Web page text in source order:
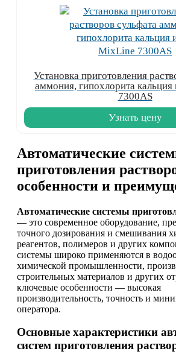
Установка приготовления
аммония, гипохлорита
7300AS
Узнать цену
Автоматические
приготовления
особенности и
Автоматические системы
— это современное оборудование,
точного дозирования и смешивания
реагентов, полимеров и других
системы широко применяются в
химической промышленности,
строительных материалов и других
ключевые особенности — высокая
производительность, точность и
оператора.
Основные характеристики
систем приготовления